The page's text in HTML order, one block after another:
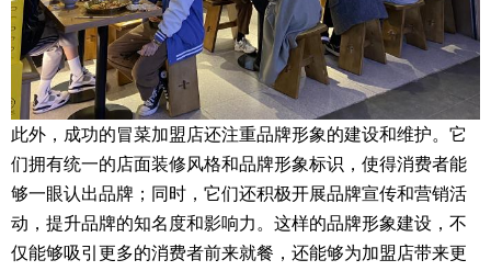
此外，成功的冒菜加盟店还注重品牌形象的建设和维护。它
们拥有统一的店面装修风格和品牌形象标识，使得消费者能
够一眼认出品牌；同时，它们还积极开展品牌宣传和营销活
动，提升品牌的知名度和影响力。这样的品牌形象建设，不
仅能够吸引更多的消费者前来就餐，还能够为加盟店带来更